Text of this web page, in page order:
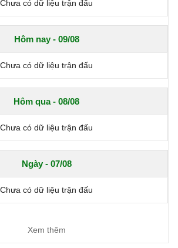
Chưa có dữ liệu trận đấu
Hôm nay - 09/08
Chưa có dữ liệu trận đấu
Hôm qua - 08/08
Chưa có dữ liệu trận đấu
Ngày - 07/08
Chưa có dữ liệu trận đấu
Xem thêm